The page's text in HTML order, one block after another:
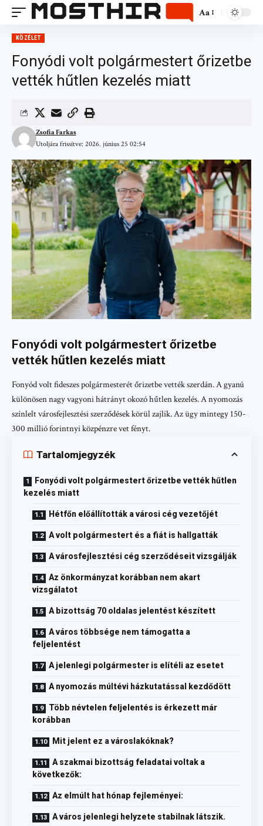
Aa
KÖZÉLET
Fonyódi volt polgármestert őrizetbe
vették hűtlen kezelés miatt
Utoljára frissítve: 2026. június 25 02:54
Zsofia Farkas
Fonyódi volt polgármestert őrizetbe
vették hűtlen kezelés miatt
Fonyód volt fideszes polgármesterét őrizetbe vették szerdán. A gyanú
különösen nagy vagyoni hátrányt okozó hűtlen kezelés. A nyomozás
színlelt városfejlesztési szerződések körül zajlik. Az ügy mintegy 150-
300 millió forintnyi közpénzre vet fényt.
Tartalomjegyzék
Fonyódi volt polgármestert őrizetbe vették hűtlen
kezelés miatt
Hétfőn előállították a városi cég vezetőjét
A volt polgármestert és a fiát is hallgatták
A városfejlesztési cég szerződéseit vizsgálják
Az önkormányzat korábban nem akart
vizsgálatot
A bizottság 70 oldalas jelentést készített
A város többsége nem támogatta a
feljelentést
A jelenlegi polgármester is elítéli az esetet
A nyomozás múltévi házkutatással kezdődött
Több névtelen feljelentés is érkezett már
korábban
Mit jelent ez a városlakóknak?
A szakmai bizottság feladatai voltak a
következők:
Az elmúlt hat hónap fejleményei:
A város jelenlegi helyzete stabilnak látszik.